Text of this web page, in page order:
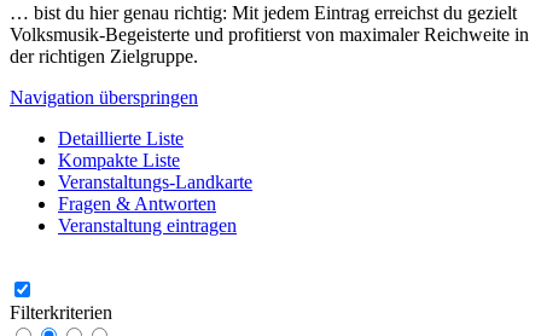
… bist du hier genau richtig: Mit jedem Eintrag erreichst du gezielt
Volksmusik-Begeisterte und profitierst von maximaler Reichweite in
der richtigen Zielgruppe.
Navigation überspringen
Detaillierte Liste
Kompakte Liste
Veranstaltungs-Landkarte
Fragen & Antworten
Veranstaltung eintragen
Filterkriterien